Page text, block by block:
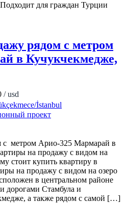
Подходит для граждан Турции
рядом с метром
в Кучукчекмедже,
/ usd
İstanbul
проект
с метром Арио-325 Мармарай в
на продажу с видом на
стоит купить квартиру в
на продажу с видом на озеро
в центральном районе
дорогами Стамбула и
а также рядом с самой […]